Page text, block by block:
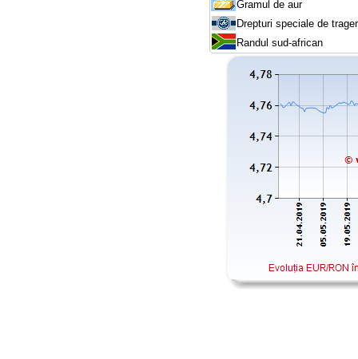
Gramul de aur
Drepturi speciale de
Randul sud-african